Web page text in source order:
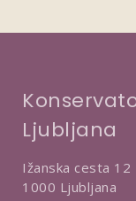
Ljubljana
Ižanska cesta 12
1000 Ljubljana